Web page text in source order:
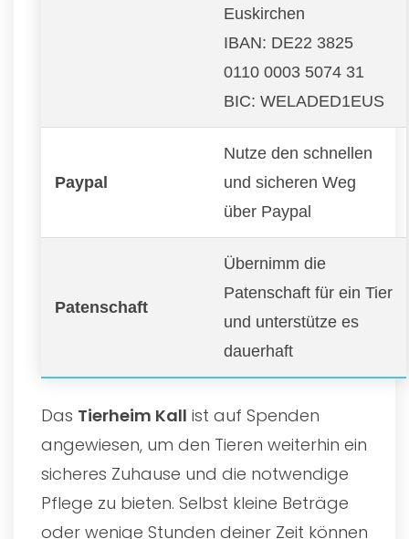
Euskirchen
IBAN: DE22 3825
0110 0003 5074 31
BIC: WELADED1EUS
Paypal
Nutze den schnellen
und sicheren Weg
über Paypal
Patenschaft
Übernimm die
Patenschaft für ein Tier
und unterstütze es
dauerhaft
Das Tierheim Kall ist auf Spenden
angewiesen, um den Tieren weiterhin ein
sicheres Zuhause und die notwendige
Pflege zu bieten. Selbst kleine Beträge
oder wenige Stunden deiner Zeit können